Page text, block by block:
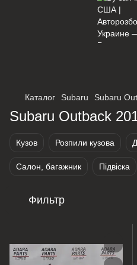
Оберіть мережу для переходу
Каталог Subaru Subaru
Subaru Outback
Кузов Розпили кузова
Салон, багажник Підвіска
Фильтр